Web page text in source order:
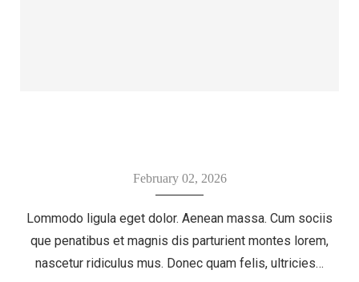
February 02, 2026
Lommodo ligula eget dolor. Aenean massa. Cum sociis
que penatibus et magnis dis parturient montes lorem,
nascetur ridiculus mus. Donec quam felis, ultricies…